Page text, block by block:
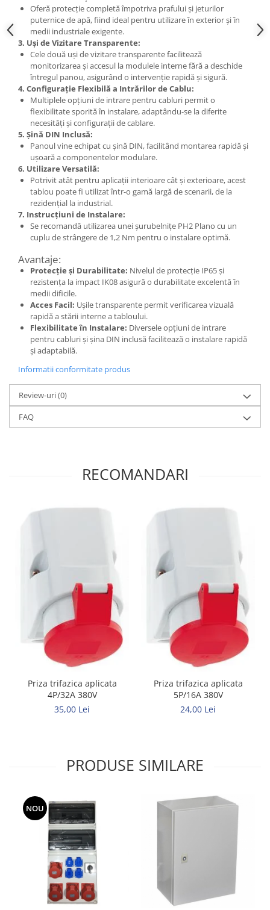
Metalice
Policarbonat
MATERIALE ELECTRICE DIVERSE
Diverse
Scule
Senzori
Ventilatoare
Oferă protecție completă împotriva prafului și jeturilor
puternice de apă, fiind ideal pentru utilizare în exterior și în
medii industriale exigente.
3. Uși de Vizitare Transparente:
Cele două uși de vizitare transparente facilitează
monitorizarea și accesul la modulele interne fără a deschide
întregul panou, asigurând o intervenție rapidă și sigură.
4. Configurație Flexibilă a Intrărilor de Cablu:
Multiplele opțiuni de intrare pentru cabluri permit o
flexibilitate sporită în instalare, adaptându-se la diferite
necesități și configurații de cablare.
5. Șină DIN Inclusă:
Panoul vine echipat cu șină DIN, facilitând montarea rapidă și
ușoară a componentelor modulare.
6. Utilizare Versatilă:
Potrivit atât pentru aplicații interioare cât și exterioare, acest
tablou poate fi utilizat într-o gamă largă de scenarii, de la
rezidențial la industrial.
7. Instrucțiuni de Instalare:
Se recomandă utilizarea unei șurubelnițe PH2 Plano cu un
cuplu de strângere de 1,2 Nm pentru o instalare optimă.
Avantaje:
Protecție și Durabilitate: Nivelul de protecție IP65 și
rezistența la impact IK08 asigură o durabilitate excelentă în
medii dificile.
Acces Facil: Ușile transparente permit verificarea vizuală
rapidă a stării interne a tabloului.
Flexibilitate în Instalare: Diversele opțiuni de intrare
pentru cabluri și șina DIN inclusă facilitează o instalare rapidă
și adaptabilă.
Informatii conformitate produs
Review-uri(0)
FAQ
RECOMANDARI
Priza trifazica aplicata
4P/32A 380V
35,00 Lei
Priza trifazica aplicata
5P/16A 380V
24,00 Lei
PRODUSE SIMILARE
NOU